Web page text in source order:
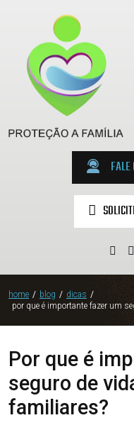
home / blog / dicas /
por que é importante fazer um
Por que é
seguro de
familiares?